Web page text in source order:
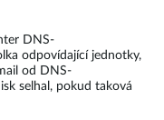
DNS-
odpovídající jednotky,
od DNS-
selhal, pokud taková